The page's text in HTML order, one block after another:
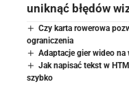
uniknąć błędów
Czy karta rowerowa
ograniczenia
Adaptacje gier wideo na
Jak napisać tekst w
szybko